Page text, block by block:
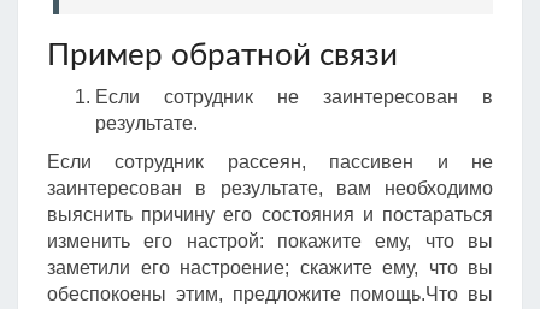
Пример обратной связи
Если сотрудник не заинтересован в
результате.
Если сотрудник рассеян, пассивен и не
заинтересован в результате, вам необходимо
выяснить причину его состояния и постараться
изменить его настрой: покажите ему, что вы
заметили его настроение; скажите ему, что вы
обеспокоены этим, предложите помощь.Что вы